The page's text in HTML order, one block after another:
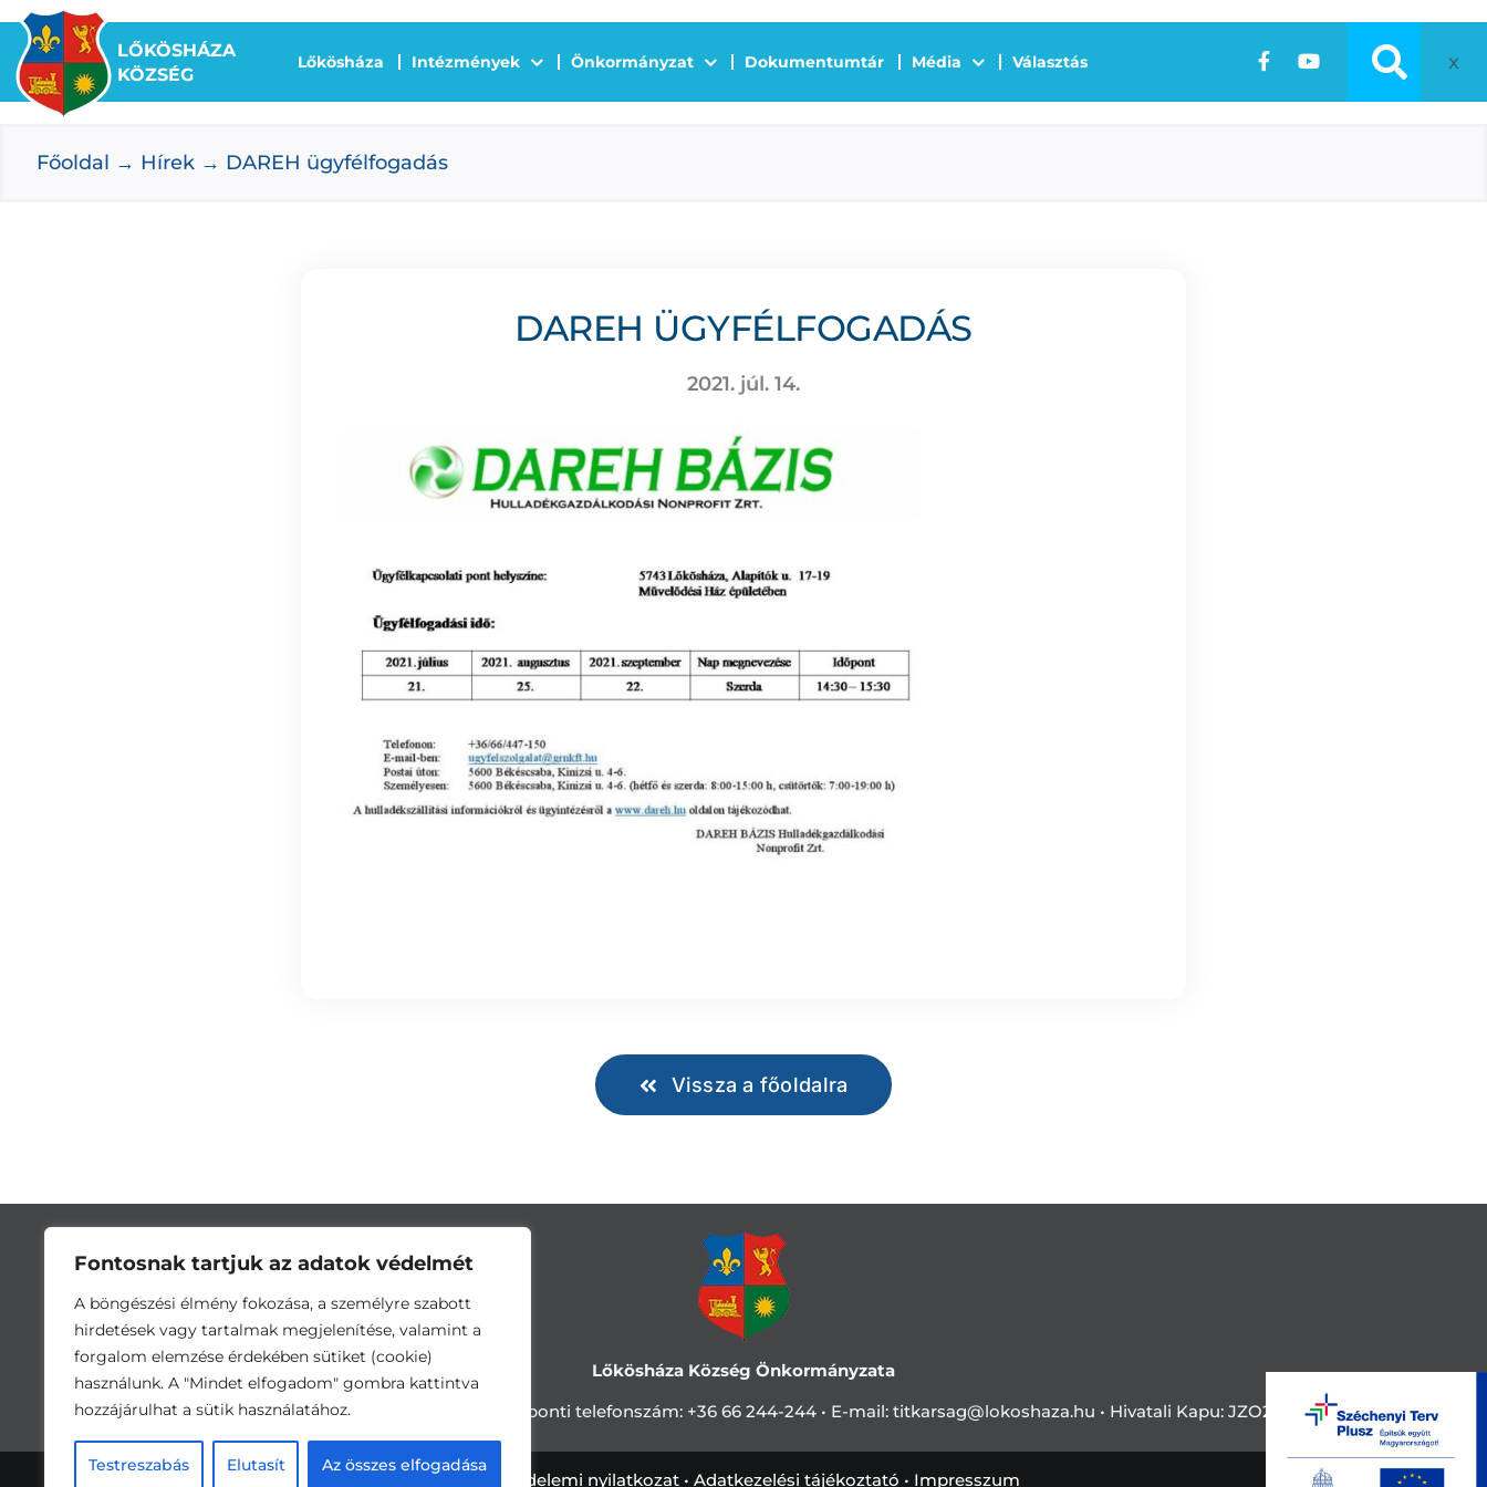
Fontosnak tartjuk az adatok védelmét
A böngészési élmény fokozása, a személyre szabott
hirdetések vagy tartalmak megjelenítése, valamint a
forgalom elemzése érdekében sütiket (cookie)
használunk. A "Mindet elfogadom" gombra kattintva
hozzájárulhat a sütik használatához.
Testreszabás Elutasít Az összes elfogadása
Kihagyás
LŐKÖSHÁZA
KÖZSÉG
Lőkösháza Intézmények Önkormányzat Dokumentumtár Média Választás x
Főoldal Hírek DAREH ügyfélfogadás
DAREH ÜGYFÉLFOGADÁS
2021. júl. 14.
Vissza a főoldalra
Lőkösháza Község Önkormányzata
Cím:5743 Lőkösháza, Eleki út 28. • Központi telefonszám: +36 66 244-244 • E-mail: titkarsag@lokoshaza.hu • Hivatali Kapu: JZO28
Adatvédelemi nyilatkozat • Adatkezelési tájékoztató • Impresszum